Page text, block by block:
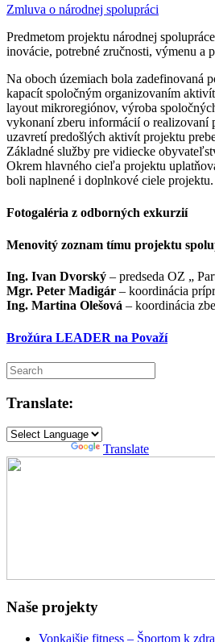
Zmluva o národnej spolupráci
Predmetom projektu národnej
inovácie, potrebné zručnosti, výmenu a
Na oboch územiach bola zadefinovaná
kapacít spoločným organizovaním
layout mikroregiónov, výroba
vykonaní zberu informácií o realizovaní
uzavretí predošlých aktivít projektu
Základné služby pre vidiecke
Okrem hlavného cieľa projektu
boli naplnené i doplnkové ciele
Fotogaléria z odborných exkurzií
Menovitý zoznam tímu projektu
Ing. Ivan Dvorský – predseda OZ „
Mgr. Peter Madigár – koordinácia
Ing. Martina Olešová – koordinácia
Brožúra LEADER na Považí
Translate:
Translate
Naše projekty
Vonkajšie fitness – Športom k